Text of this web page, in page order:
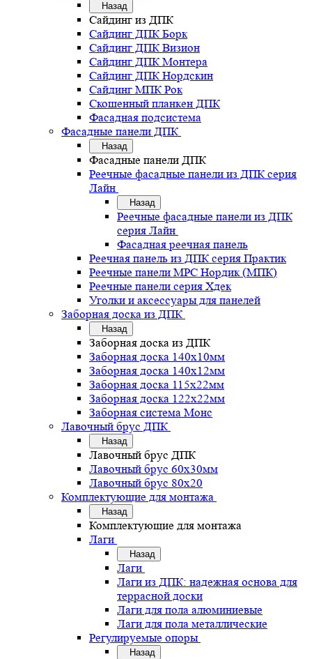
Назад
Сайдинг из ДПК
Сайдинг ДПК Борк
Сайдинг ДПК Визион
Сайдинг ДПК Монтера
Сайдинг ДПК Нордскин
Сайдинг МПК Рок
Скошенный планкен ДПК
Фасадная подсистема
Фасадные панели ДПК
Назад
Фасадные панели ДПК
Реечные фасадные панели из ДПК серия
Лайн
Назад
Реечные фасадные панели из ДПК
серия Лайн
Фасадная реечная панель
Реечная панель из ДПК серия Практик
Реечные панели MPC Нордик (МПК)
Реечные панели серия Хдек
Уголки и аксессуары для панелей
Заборная доска из ДПК
Назад
Заборная доска из ДПК
Заборная доска 140х10мм
Заборная доска 140х12мм
Заборная доска 115х22мм
Заборная доска 122х22мм
Заборная система Монс
Лавочный брус ДПК
Назад
Лавочный брус ДПК
Лавочный брус 60х30мм
Лавочный брус 80х20
Комплектующие для монтажа
Назад
Комплектующие для монтажа
Лаги
Назад
Лаги
Лаги из ДПК: надежная основа для
террасной доски
Лаги для пола алюминиевые
Лаги для пола металлические
Регулируемые опоры
Назад